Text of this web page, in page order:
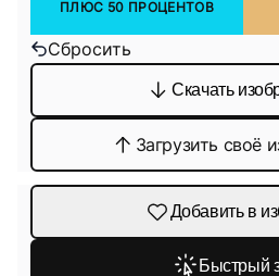
ПЛЮС 50 ПРОЦЕНТОВ
Сбросить
Скачать
Загрузить своё
Добавить в
Быстрый